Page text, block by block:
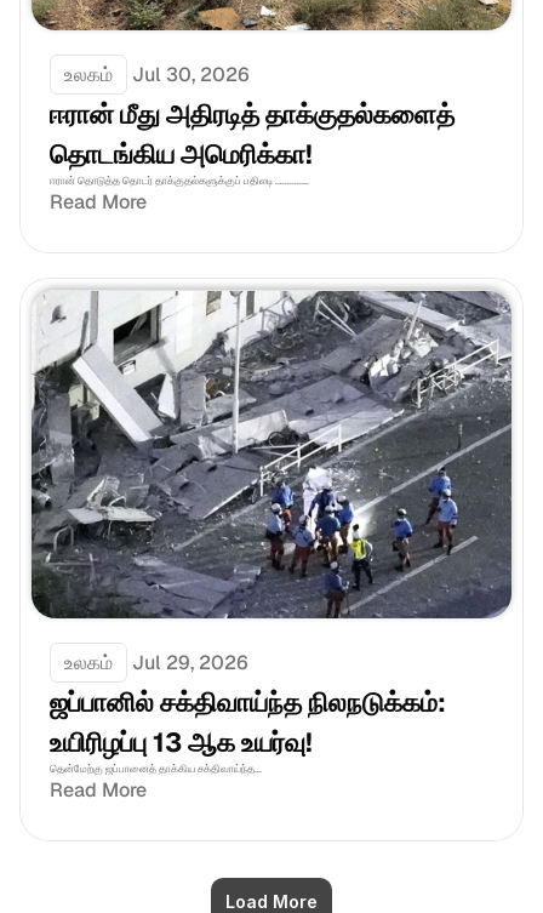
உலகம் Jul 30, 2026
ஈரான் மீது அதிரடித் தாக்குதல்களைத்
தொடங்கிய அமெரிக்கா!
ஈரான் தொடுத்த தொடர் தாக்குதல்களுக்குப் பதிலடி ..............
Read More
உலகம் Jul 29, 2026
ஜப்பானில் சக்திவாய்ந்த நிலநடுக்கம்:
உயிரிழப்பு 13 ஆக உயர்வு!
தென்மேற்கு ஜப்பானைத் தாக்கிய சக்திவாய்ந்த...
Read More
Load More